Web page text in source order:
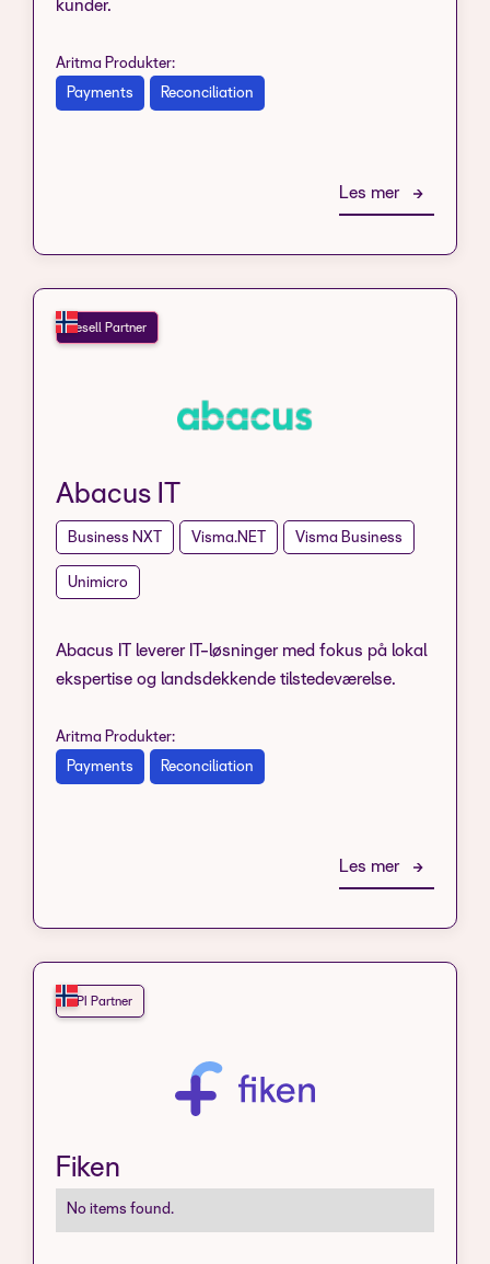
kunder.
Aritma Produkter:
Payments Reconciliation
Les mer
Resell Partner
Abacus IT
Business NXT Visma.NET Visma Business
Unimicro
Abacus IT leverer IT-løsninger med fokus på lokal
ekspertise og landsdekkende tilstedeværelse.
Aritma Produkter:
Payments Reconciliation
Les mer
API Partner
Fiken
No items found.